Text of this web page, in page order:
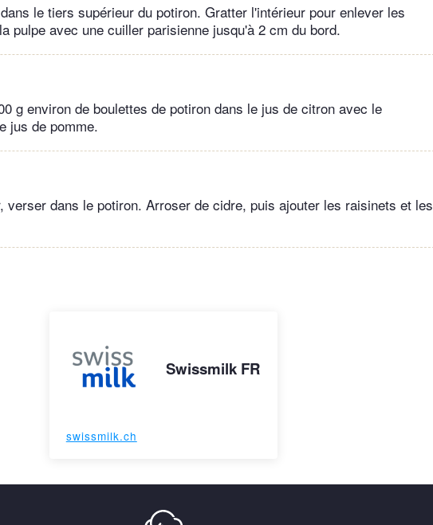
le tiers supérieur du potiron. Gratter l'intérieur pour enlever les
pulpe avec une cuiller parisienne jusqu'à 2 cm du bord.
g environ de boulettes de potiron dans le jus de citron avec le
jus de pomme.
verser dans le potiron. Arroser de cidre, puis ajouter les raisinets et les
Swissmilk FR
swissmilk.ch